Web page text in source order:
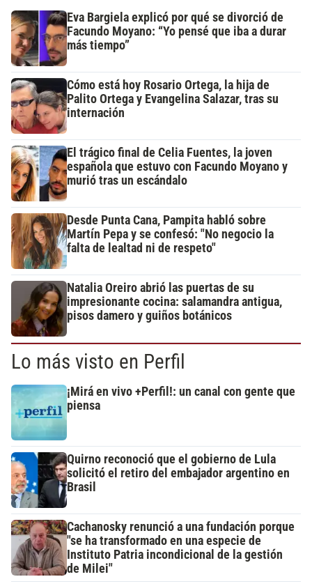
Eva Bargiela explicó por qué se divorció de
Facundo Moyano: “Yo pensé que iba a durar
más tiempo”
Cómo está hoy Rosario Ortega, la hija de
Palito Ortega y Evangelina Salazar, tras su
internación
El trágico final de Celia Fuentes, la joven
española que estuvo con Facundo Moyano y
murió tras un escándalo
Desde Punta Cana, Pampita habló sobre
Martín Pepa y se confesó: "No negocio la
falta de lealtad ni de respeto"
Natalia Oreiro abrió las puertas de su
impresionante cocina: salamandra antigua,
pisos damero y guiños botánicos
Lo más visto en Perfil
¡Mirá en vivo +Perfil!: un canal con gente que
piensa
Quirno reconoció que el gobierno de Lula
solicitó el retiro del embajador argentino en
Brasil
Cachanosky renunció a una fundación porque
"se ha transformado en una especie de
Instituto Patria incondicional de la gestión
de Milei"